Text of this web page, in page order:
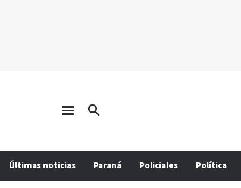
Últimas noticias Paraná Policiales Política